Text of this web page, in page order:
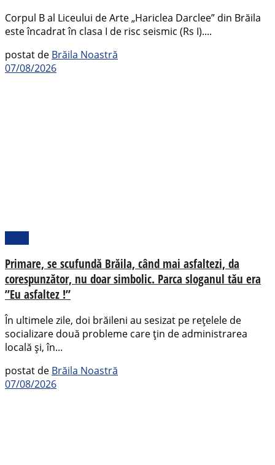
Corpul B al Liceului de Arte „Hariclea Darclee” din Brăila
este încadrat în clasa I de risc seismic (Rs I)....
postat de Brăila Noastră
07/08/2026
Primare, se scufundă Brăila, când mai asfaltezi, da
corespunzător, nu doar simbolic. Parca sloganul tău era
”Eu asfaltez !”
În ultimele zile, doi brăileni au sesizat pe rețelele de
socializare două probleme care țin de administrarea
locală și, în...
postat de Brăila Noastră
07/08/2026